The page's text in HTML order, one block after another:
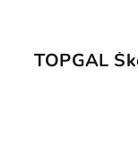
TOPGAL